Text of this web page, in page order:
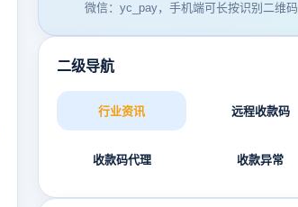
微信：yc_pay，手机端可长按识别二维码
二级导航
行业资讯 远程收款码
收款码代理 收款异常